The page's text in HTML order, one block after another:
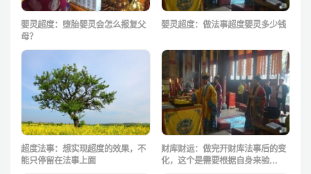
婴灵超度：堕胎婴灵会怎么报复父
母？
婴灵超度：做法事超度婴灵多少钱
超度法事：想实现超度的效果，不
能只停留在法事上面
财库财运：做完开财库法事后的变
化，这个是需要根据自身来验...